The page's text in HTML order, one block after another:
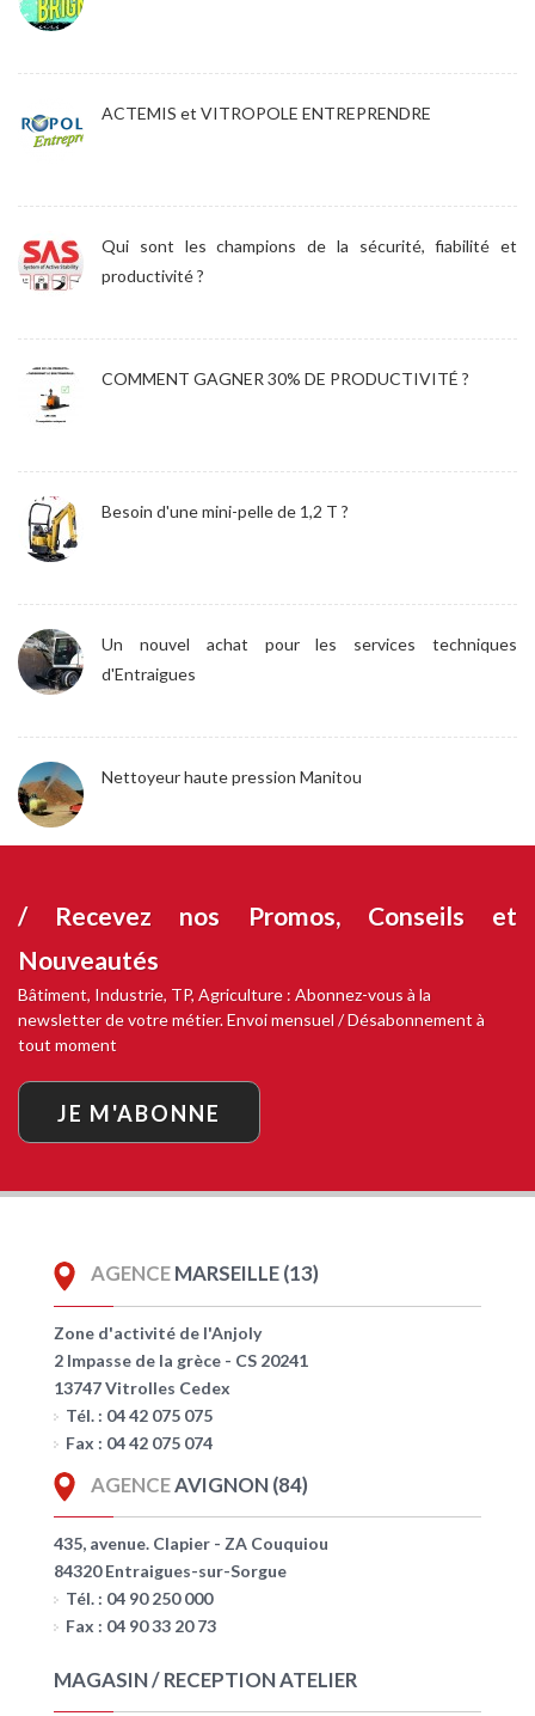
ACTEMIS et VITROPOLE ENTREPRENDRE
Qui sont les champions de la sécurité, fiabilité et
productivité ?
COMMENT GAGNER 30% DE PRODUCTIVITÉ ?
Besoin d'une mini-pelle de 1,2 T ?
Un nouvel achat pour les services techniques
d'Entraigues
Nettoyeur haute pression Manitou
/ Recevez nos Promos, Conseils et
Nouveautés
Bâtiment, Industrie, TP, Agriculture : Abonnez-vous à la
newsletter de votre métier. Envoi mensuel / Désabonnement à
tout moment
JE M'ABONNE
AGENCEMARSEILLE (13)
Zone d'activité de l'Anjoly
2 Impasse de la grèce - CS 20241
13747 Vitrolles Cedex
Tél. : 04 42 075 075
Fax : 04 42 075 074
AGENCEAVIGNON (84)
435, avenue. Clapier - ZA Couquiou
84320 Entraigues-sur-Sorgue
Tél. : 04 90 250 000
Fax : 04 90 33 20 73
MAGASIN / RECEPTION ATELIER